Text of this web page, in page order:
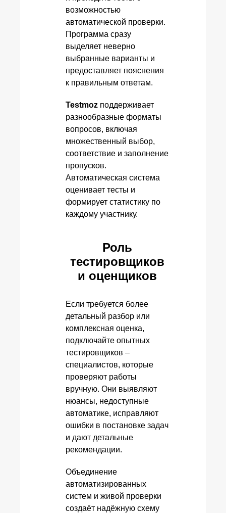
возможностью
автоматической проверки.
Программа сразу
выделяет неверно
выбранные варианты и
предоставляет пояснения
к правильным ответам.
Testmoz поддерживает
разнообразные форматы
вопросов, включая
множественный выбор,
соответствие и заполнение
пропусков.
Автоматическая система
оценивает тесты и
формирует статистику по
каждому участнику.
Роль
тестировщиков
и оценщиков
Если требуется более
детальный разбор или
комплексная оценка,
подключайте опытных
тестировщиков –
специалистов, которые
проверяют работы
вручную. Они выявляют
нюансы, недоступные
автоматике, исправляют
ошибки в постановке задач
и дают детальные
рекомендации.
Объединение
автоматизированных
систем и живой проверки
создаёт надёжную схему